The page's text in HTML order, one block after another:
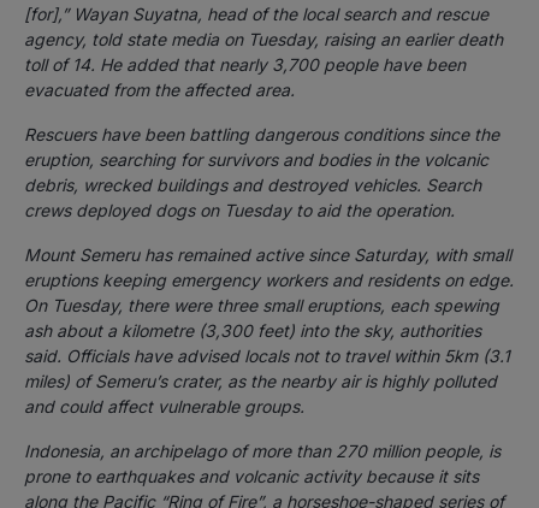
[for],” Wayan Suyatna, head of the local search and rescue
agency, told state media on Tuesday, raising an earlier death
toll of 14. He added that nearly 3,700 people have been
evacuated from the affected area.
Rescuers have been battling dangerous conditions since the
eruption, searching for survivors and bodies in the volcanic
debris, wrecked buildings and destroyed vehicles. Search
crews deployed dogs on Tuesday to aid the operation.
Mount Semeru has remained active since Saturday, with small
eruptions keeping emergency workers and residents on edge.
On Tuesday, there were three small eruptions, each spewing
ash about a kilometre (3,300 feet) into the sky, authorities
said. Officials have advised locals not to travel within 5km (3.1
miles) of Semeru’s crater, as the nearby air is highly polluted
and could affect vulnerable groups.
Indonesia, an archipelago of more than 270 million people, is
prone to earthquakes and volcanic activity because it sits
along the Pacific “Ring of Fire”, a horseshoe-shaped series of